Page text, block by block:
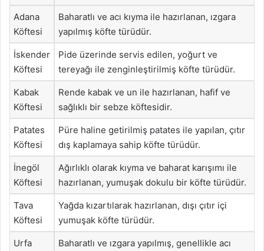
Adana
Köftesi
Baharatlı ve acı kıyma ile hazırlanan, ızgara
yapılmış köfte türüdür.
İskender
Köftesi
Pide üzerinde servis edilen, yoğurt ve
tereyağı ile zenginleştirilmiş köfte türüdür.
Kabak
Köftesi
Rende kabak ve un ile hazırlanan, hafif ve
sağlıklı bir sebze köftesidir.
Patates
Köftesi
Püre haline getirilmiş patates ile yapılan, çıtır
dış kaplamaya sahip köfte türüdür.
İnegöl
Köftesi
Ağırlıklı olarak kıyma ve baharat karışımı ile
hazırlanan, yumuşak dokulu bir köfte türüdür.
Tava
Köftesi
Yağda kızartılarak hazırlanan, dışı çıtır içi
yumuşak köfte türüdür.
Urfa
Baharatlı ve ızgara yapılmış, genellikle acı